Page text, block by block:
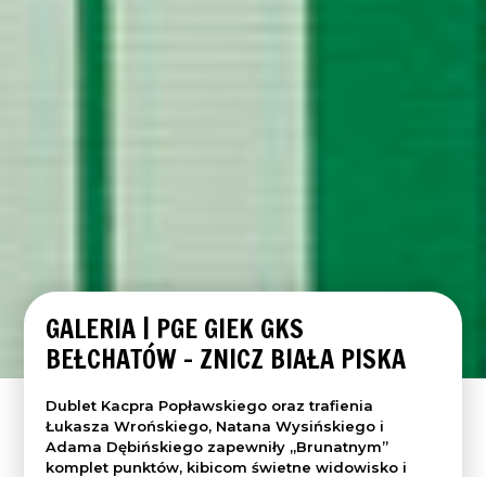
GALERIA | PGE GIEK GKS
BEŁCHATÓW – ZNICZ BIAŁA PISKA
Dublet Kacpra Popławskiego oraz trafienia
Łukasza Wrońskiego, Natana Wysińskiego i
Adama Dębińskiego zapewniły „Brunatnym”
komplet punktów, kibicom świetne widowisko i